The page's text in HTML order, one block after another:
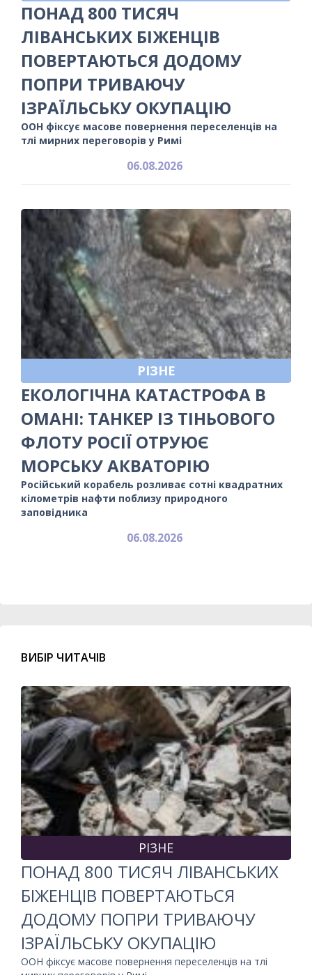
ПОНАД 800 ТИСЯЧ
ЛІВАНСЬКИХ БІЖЕНЦІВ
ПОВЕРТАЮТЬСЯ ДОДОМУ
ПОПРИ ТРИВАЮЧУ
ІЗРАЇЛЬСЬКУ ОКУПАЦІЮ
ООН фіксує масове повернення переселенців на
тлі мирних переговорів у Римі
06.08.2026
РІЗНЕ
ЕКОЛОГІЧНА КАТАСТРОФА В
ОМАНІ: ТАНКЕР ІЗ ТІНЬОВОГО
ФЛОТУ РОСІЇ ОТРУЮЄ
МОРСЬКУ АКВАТОРІЮ
Російський корабель розливає сотні квадратних
кілометрів нафти поблизу природного
заповідника
06.08.2026
ВИБІР ЧИТАЧІВ
РІЗНЕ
ПОНАД 800 ТИСЯЧ ЛІВАНСЬКИХ
БІЖЕНЦІВ ПОВЕРТАЮТЬСЯ
ДОДОМУ ПОПРИ ТРИВАЮЧУ
ІЗРАЇЛЬСЬКУ ОКУПАЦІЮ
ООН фіксує масове повернення переселенців на тлі